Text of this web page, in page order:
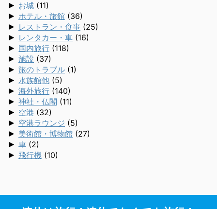
► お城 (11)
► ホテル・旅館 (36)
► レストラン・食事 (25)
► レンタカー・車 (16)
► 国内旅行 (118)
► 施設 (37)
► 旅のトラブル (1)
► 水族館他 (5)
► 海外旅行 (140)
► 神社・仏閣 (11)
► 空港 (32)
► 空港ラウンジ (5)
► 美術館・博物館 (27)
► 車 (2)
► 飛行機 (10)